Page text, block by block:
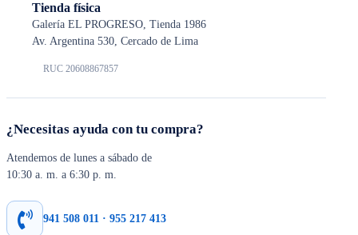
Tienda física
Galería EL PROGRESO, Tienda 1986
Av. Argentina 530, Cercado de Lima
RUC 20608867857
¿Necesitas ayuda con tu compra?
Atendemos de lunes a sábado de
10:30 a. m. a 6:30 p. m.
941 508 011 · 955 217 413